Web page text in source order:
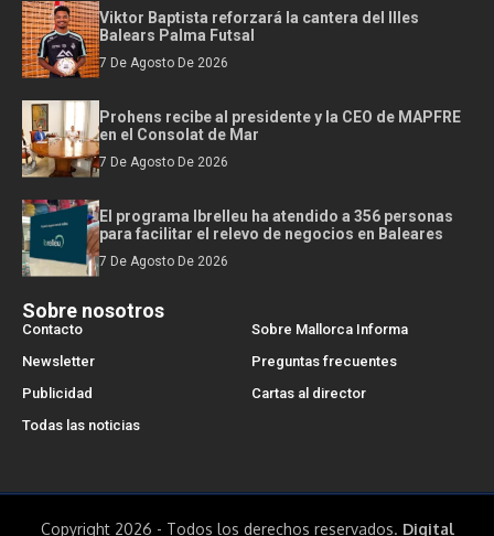
Viktor Baptista reforzará la cantera del Illes
Balears Palma Futsal
7 De Agosto De 2026
Prohens recibe al presidente y la CEO de MAPFRE
en el Consolat de Mar
7 De Agosto De 2026
El programa Ibrelleu ha atendido a 356 personas
para facilitar el relevo de negocios en Baleares
7 De Agosto De 2026
Sobre nosotros
Contacto
Sobre Mallorca Informa
Newsletter
Preguntas frecuentes
Publicidad
Cartas al director
Todas las noticias
Copyright 2026 - Todos los derechos reservados. Digital